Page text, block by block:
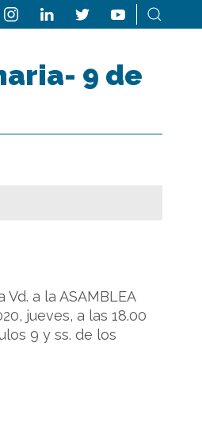
9 de
a la ASAMBLEA
jueves, a las 18.00
9 y ss. de los